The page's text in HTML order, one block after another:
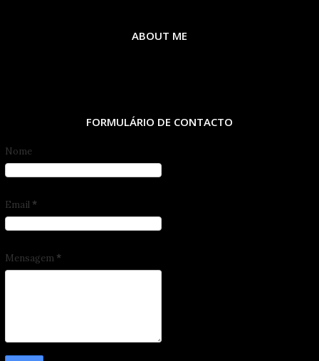
ABOUT ME
FORMULÁRIO DE CONTACTO
Nome
Email *
Mensagem *